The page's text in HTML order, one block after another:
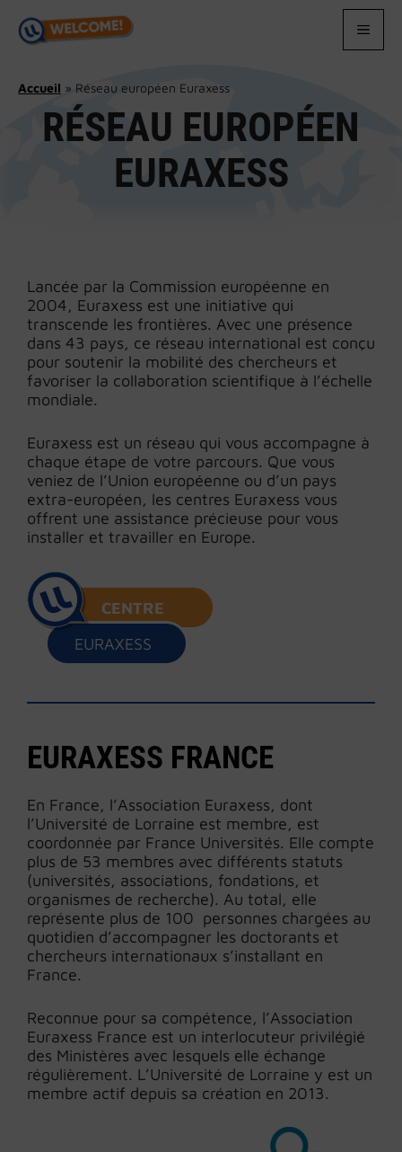
contenu
Accueil » Réseau européen Euraxess
RÉSEAU EUROPÉEN
EURAXESS
Lancée par la Commission européenne en
2004, Euraxess est une initiative qui
transcende les frontières. Avec une présence
dans 43 pays, ce réseau international est conçu
pour soutenir la mobilité des chercheurs et
favoriser la collaboration scientifique à l’échelle
mondiale.
Euraxess est un réseau qui vous accompagne à
chaque étape de votre parcours. Que vous
veniez de l’Union européenne ou d’un pays
extra-européen, les centres Euraxess vous
offrent une assistance précieuse pour vous
installer et travailler en Europe.
CENTRE
EURAXESS
EURAXESS FRANCE
En France, l’Association Euraxess, dont
l’Université de Lorraine est membre, est
coordonnée par France Universités. Elle compte
plus de 53 membres avec différents statuts
(universités, associations, fondations, et
organismes de recherche). Au total, elle
représente plus de 100 personnes chargées au
quotidien d’accompagner les doctorants et
chercheurs internationaux s’installant en
France.
Reconnue pour sa compétence, l’Association
Euraxess France est un interlocuteur privilégié
des Ministères avec lesquels elle échange
régulièrement. L’Université de Lorraine y est un
membre actif depuis sa création en 2013.